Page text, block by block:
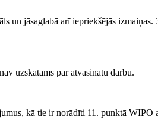
un jāsaglabā arī iepriekšējās
uzskatāms par atvasinātu darbu.
kā tie ir norādīti 11. punktā WIPO